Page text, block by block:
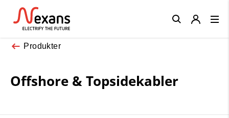
Produkter
Offshore & Topsidekabler
Close